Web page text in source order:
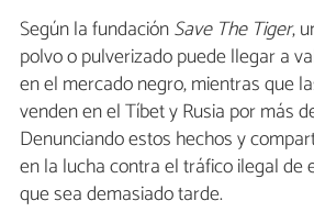
Según la fundaciónSave The Tiger,
polvo o pulverizado puede llegar a
en el mercado negro, mientras que
venden en el Tíbet y Rusia por más
Denunciando estos hechos y
en la lucha contra el tráfico ilegal de
que sea demasiado tarde.